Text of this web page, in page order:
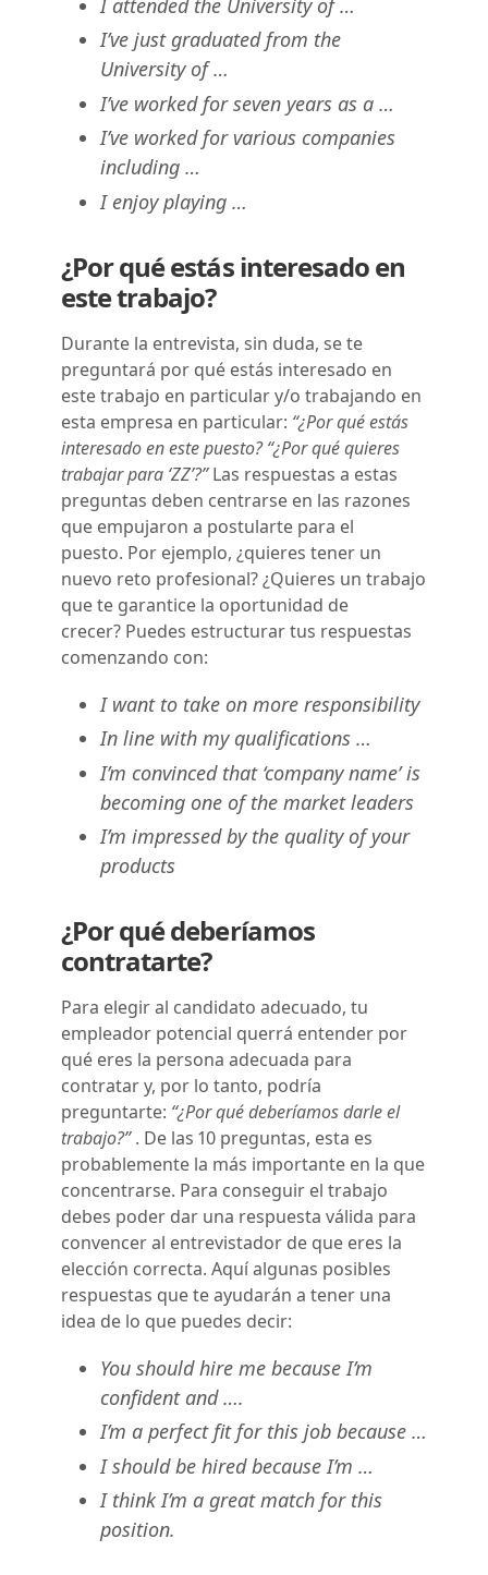
I’ve just graduated from the
University of …
I’ve worked for seven years as a …
I’ve worked for various companies
including …
I enjoy playing …
¿Por qué estás interesado en
este trabajo?
Durante la entrevista, sin duda, se te
preguntará por qué estás interesado en
este trabajo en particular y/o trabajando en
esta empresa en particular: “¿Por qué estás
interesado en este puesto? “¿Por qué quieres
trabajar para ‘ZZ’?”Las respuestas a estas
preguntas deben centrarse en las razones
que empujaron a postularte para el
puesto. Por ejemplo, ¿quieres tener un
nuevo reto profesional? ¿Quieres un trabajo
que te garantice la oportunidad de
crecer? Puedes estructurar tus respuestas
comenzando con:
I want to take on more responsibility
In line with my qualifications …
I’m convinced that ‘company name’ is
becoming one of the market leaders
I’m impressed by the quality of your
products
¿Por qué deberíamos
contratarte?
Para elegir al candidato adecuado, tu
empleador potencial querrá entender por
qué eres la persona adecuada para
contratar y, por lo tanto, podría
preguntarte: “¿Por qué deberíamos darle el
trabajo?”. De las 10 preguntas, esta es
probablemente la más importante en la que
concentrarse. Para conseguir el trabajo
debes poder dar una respuesta válida para
convencer al entrevistador de que eres la
elección correcta. Aquí algunas posibles
respuestas que te ayudarán a tener una
idea de lo que puedes decir:
You should hire me because I’m
confident and ….
I’m a perfect fit for this job because …
I should be hired because I’m …
I think I’m a great match for this
position.